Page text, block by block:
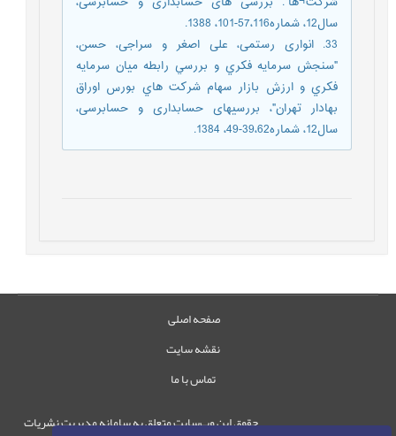
سال12، شماره57،116-101، 1388.
33. انواری رستمی، علی اصغر و سراجی، حسن،
"سنجش سرمايه فكري و بررسي رابطه ميان سرمايه
فكري و ارزش بازار سهام شركت هاي بورس اوراق
بهادار تهران"، بررسیهای حسابداری و حسابرسی،
سال12، شماره39،62-49، 1384.
صفحه اصلی
نقشه سایت
تماس با ما
حقوق این وب‌سایت متعلق به سامانه مدیریت نشریات